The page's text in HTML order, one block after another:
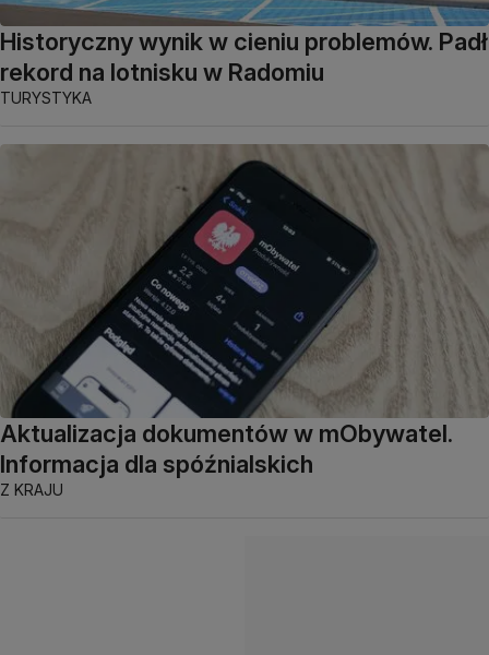
Historyczny wynik w cieniu problemów. Padł
rekord na lotnisku w Radomiu
TURYSTYKA
Aktualizacja dokumentów w mObywatel.
Informacja dla spóźnialskich
Z KRAJU